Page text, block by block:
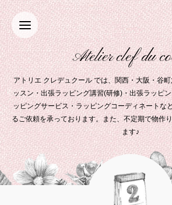
Atelier clef du
アトリエ クレデュクール では、関西・大阪・谷
ッスン・出張ラッピング講習(研修)・出張ラッピ
ッピングサービス・ラッピングコーディネートな
るご依頼を承っております。また、不定期で物作
ます♪